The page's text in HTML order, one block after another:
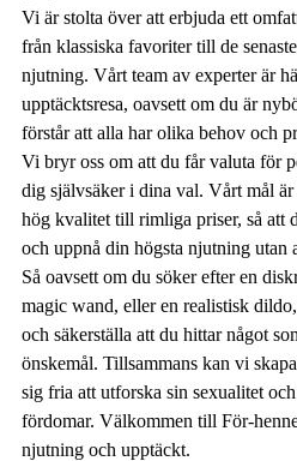
Vi är stolta över att erbjuda ett
från klassiska favoriter till de
njutning. Vårt team av experter är
upptäcktsresa, oavsett om du är
förstår att alla har olika behov och
Vi bryr oss om att du får valuta för
dig självsäker i dina val. Vårt mål
hög kvalitet till rimliga priser, så att
och uppnå din högsta njutning utan
Så oavsett om du söker efter en
magic wand, eller en realistisk
och säkerställa att du hittar något
önskemål. Tillsammans kan vi
sig fria att utforska sin sexualitet
fördomar. Välkommen till För-
njutning och upptäckt.